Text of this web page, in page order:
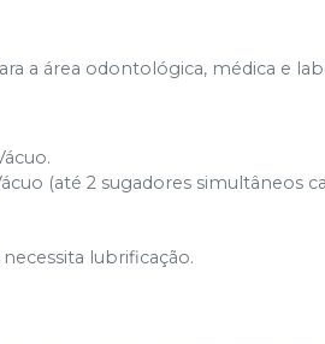
a área odontológica, médica e
(até 2 sugadores simultâneos
lubrificação.